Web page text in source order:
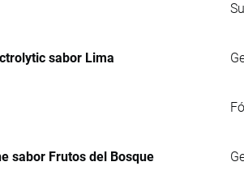
sabor Lima
sabor Frutos del Bosque